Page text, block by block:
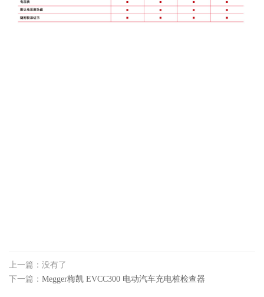
上一篇：没有了
下一篇： Megger梅凯 EVCC300 电动汽车充电桩检查器